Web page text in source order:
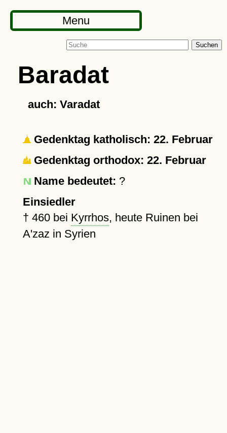
Menu
Suchen
Baradat
auch: Varadat
Gedenktag katholisch: 22. Februar
Gedenktag orthodox: 22. Februar
Name bedeutet: ?
Einsiedler
† 460bei Kyrrhos, heute Ruinen bei
A'zaz in Syrien